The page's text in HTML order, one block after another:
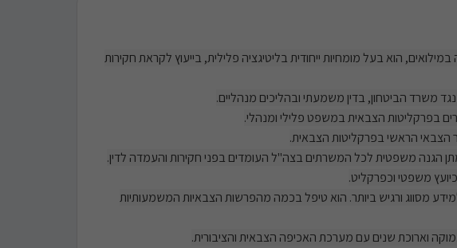
הוא בעל מומחיות ייחודית בליטיגציה פלילית, בייעוץ לקראת חקירות
משרד הביטחון, בדין משמעתי ובהליכים מנהליים.
הצבאי הראשי בפרקליטות הצבאית.
הגנה משפטית לכל המשרתים בצה"ל העומדים בפני חקירות והעמדה לדין.
משפטי וכפרקליט.
מסווג ורגיש ביותר. הוא טיפל בכמה מהפרשות הצבאיות המשמעותיות
עמוקה וארוכת שנים עם מערכת האכיפה הצבאית והציבורית.